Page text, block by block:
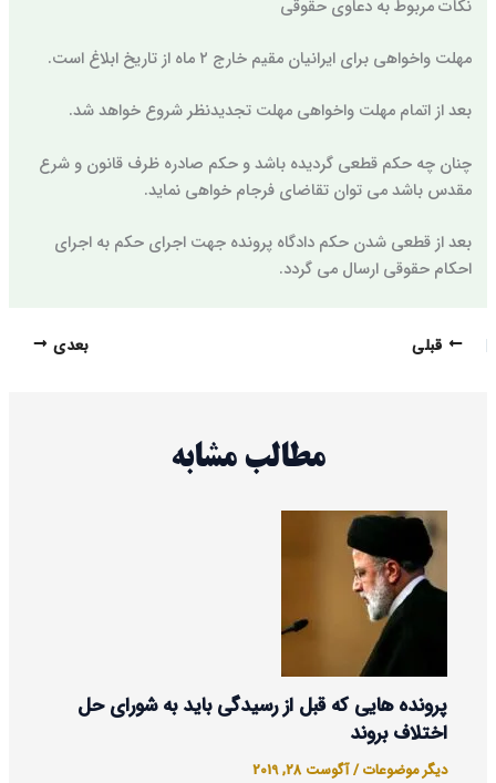
نکات مربوط به دعاوی حقوقی
مهلت واخواهی برای ایرانیان مقیم خارج ۲ ماه از تاریخ ابلاغ است.
بعد از اتمام مهلت واخواهی مهلت تجدیدنظر شروع خواهد شد.
چنان چه حکم قطعی گردیده باشد و حکم صادره ظرف قانون و شرع
مقدس باشد می توان تقاضای فرجام خواهی نماید.
بعد از قطعی شدن حکم دادگاه پرونده جهت اجرای حکم به اجرای
احکام حقوقی ارسال می گردد.
قبلی بعدی
مطالب مشابه
پرونده هایی که قبل از رسیدگی باید به شورای حل
اختلاف بروند
دیگر موضوعات/آگوست 28, 2019